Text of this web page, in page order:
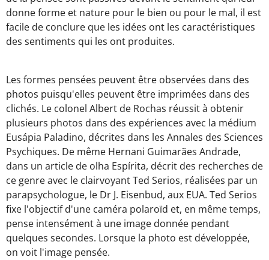
donne forme et nature pour le bien ou pour le mal, il est
facile de conclure que les idées ont les caractéristiques
des sentiments qui les ont produites.
Les formes pensées peuvent être observées dans des
photos puisqu'elles peuvent être imprimées dans des
clichés. Le colonel Albert de Rochas réussit à obtenir
plusieurs photos dans des expériences avec la médium
Eusápia Paladino, décrites dans les Annales des Sciences
Psychiques. De même Hernani Guimarães Andrade,
dans un article de olha Espírita, décrit des recherches de
ce genre avec le clairvoyant Ted Serios, réalisées par un
parapsychologue, le Dr J. Eisenbud, aux EUA. Ted Serios
fixe l'objectif d'une caméra polaroïd et, en même temps,
pense intensément à une image donnée pendant
quelques secondes. Lorsque la photo est développée,
on voit l'image pensée.